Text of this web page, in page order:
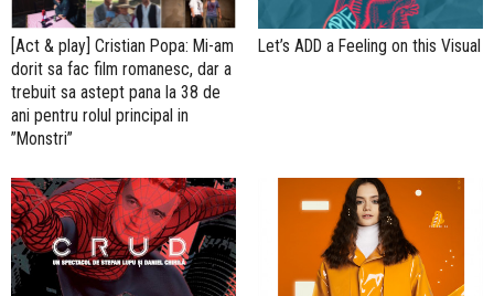
[Act & play] Cristian Popa: Mi-am
dorit sa fac film romanesc, dar a
trebuit sa astept pana la 38 de
ani pentru rolul principal in
”Monstri”
Let’s ADD a Feeling on this Visual